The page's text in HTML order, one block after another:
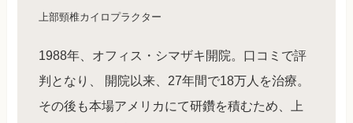
上部頸椎カイロプラクター
1988年、オフィス・シマザキ開院。口コミで評
判となり、 開院以来、27年間で18万人を治療。
その後も本場アメリカにて研鑽を積むため、上